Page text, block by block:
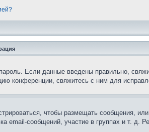
Если данные введены правильно,
конференции, свяжитесь с ним для
чтобы размещать сообщения,
сообщений, участие в группах и т. д.